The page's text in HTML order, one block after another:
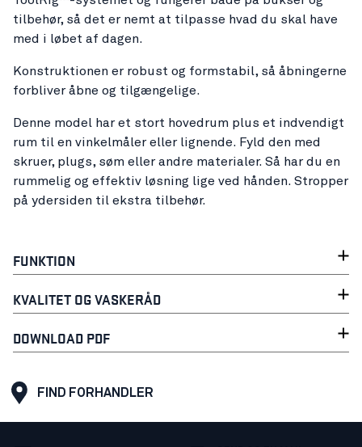
tilbehør, så det er nemt at tilpasse hvad du skal have
med i løbet af dagen.
Konstruktionen er robust og formstabil, så åbningerne
forbliver åbne og tilgængelige.
Denne model har et stort hovedrum plus et indvendigt
rum til en vinkelmåler eller lignende. Fyld den med
skruer, plugs, søm eller andre materialer. Så har du en
rummelig og effektiv løsning lige ved hånden. Stropper
på ydersiden til ekstra tilbehør.
FUNKTION
KVALITET OG VASKERÅD
DOWNLOAD PDF
FIND FORHANDLER